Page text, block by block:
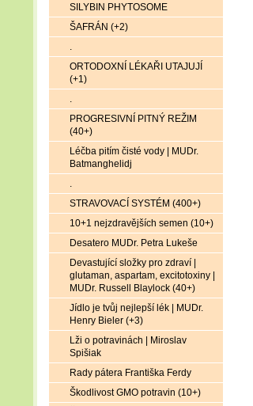
SILYBIN PHYTOSOME
ŠAFRÁN (+2)
.
ORTODOXNÍ LÉKAŘI UTAJUJÍ
(+1)
.
PROGRESIVNÍ PITNÝ REŽIM
(40+)
Léčba pitím čisté vody | MUDr.
Batmanghelidj
.
STRAVOVACÍ SYSTÉM (400+)
10+1 nejzdravějších semen (10+)
Desatero MUDr. Petra Lukeše
Devastující složky pro zdraví |
glutaman, aspartam, excitotoxiny |
MUDr. Russell Blaylock (40+)
Jídlo je tvůj nejlepší lék | MUDr.
Henry Bieler (+3)
Lži o potravinách | Miroslav
Spišiak
Rady pátera Františka Ferdy
Škodlivost GMO potravin (10+)